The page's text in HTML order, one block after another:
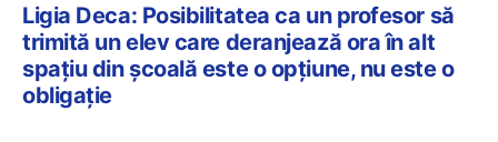
Ligia Deca: Posibilitatea ca un profesor să
trimită un elev care deranjează ora în alt
spațiu din școală este o opțiune, nu este o
obligație